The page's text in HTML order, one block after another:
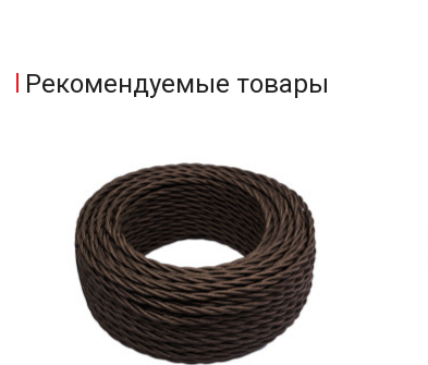
Рекомендуемые товары